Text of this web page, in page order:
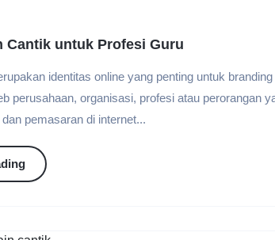
Cantik untuk Profesi Guru
identitas online yang penting untuk
perusahaan, organisasi, profesi atau perorangan
pemasaran di internet...